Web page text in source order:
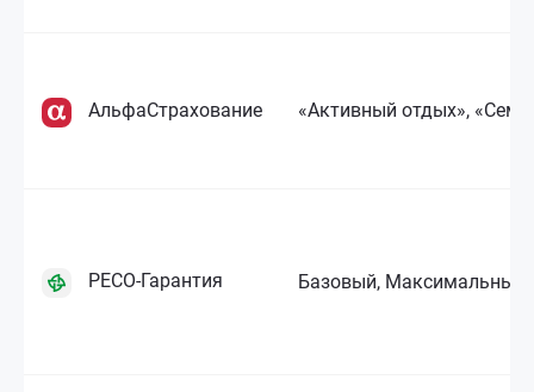
АльфаСтрахование «Активный отдых»,
РЕСО-Гарантия Базовый, Максимальный